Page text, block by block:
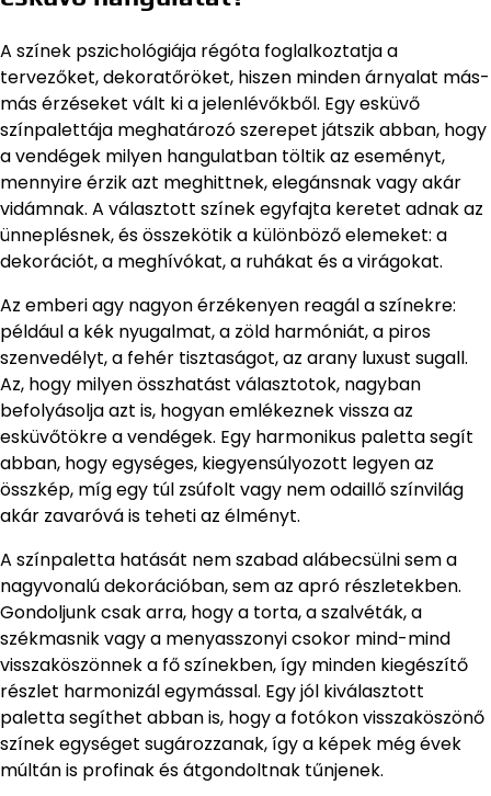
A színek pszichológiája régóta foglalkoztatja a
tervezőket, dekoratőröket, hiszen minden árnyalat más-
más érzéseket vált ki a jelenlévőkből. Egy esküvő
színpalettája meghatározó szerepet játszik abban, hogy
a vendégek milyen hangulatban töltik az eseményt,
mennyire érzik azt meghittnek, elegánsnak vagy akár
vidámnak. A választott színek egyfajta keretet adnak az
ünneplésnek, és összekötik a különböző elemeket: a
dekorációt, a meghívókat, a ruhákat és a virágokat.
Az emberi agy nagyon érzékenyen reagál a színekre:
például a kék nyugalmat, a zöld harmóniát, a piros
szenvedélyt, a fehér tisztaságot, az arany luxust sugall.
Az, hogy milyen összhatást választotok, nagyban
befolyásolja azt is, hogyan emlékeznek vissza az
esküvőtökre a vendégek. Egy harmonikus paletta segít
abban, hogy egységes, kiegyensúlyozott legyen az
összkép, míg egy túl zsúfolt vagy nem odaillő színvilág
akár zavaróvá is teheti az élményt.
A színpaletta hatását nem szabad alábecsülni sem a
nagyvonalú dekorációban, sem az apró részletekben.
Gondoljunk csak arra, hogy a torta, a szalvéták, a
székmasnik vagy a menyasszonyi csokor mind-mind
visszaköszönnek a fő színekben, így minden kiegészítő
részlet harmonizál egymással. Egy jól kiválasztott
paletta segíthet abban is, hogy a fotókon visszaköszönő
színek egységet sugározzanak, így a képek még évek
múltán is profinak és átgondoltnak tűnjenek.